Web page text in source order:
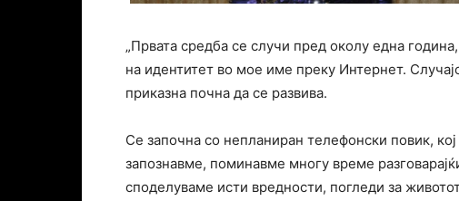
„Првата средба се случи пред околу една
на идентитет во мое име преку Интернет.
приказна почна да се развива.
Се започна со непланиран телефонски повик,
запознавме, поминавме многу време
споделуваме исти вредности, погледи за